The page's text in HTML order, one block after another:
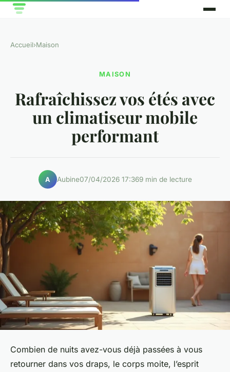
Accueil›Maison
MAISON
Rafraîchissez vos étés avec
un climatiseur mobile
performant
A Aubine07/04/2026 17:369 min de lecture
Combien de nuits avez-vous déjà passées à vous
retourner dans vos draps, le corps moite, l’esprit